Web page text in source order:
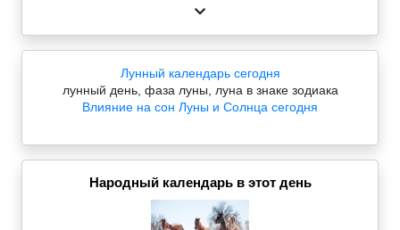
Лунный календарь сегодня
лунный день, фаза луны, луна в знаке зодиака
Влияние на сон Луны и Солнца сегодня
Народный календарь в этот день